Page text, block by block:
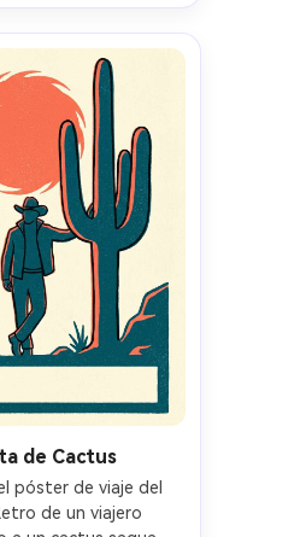
de campo poco
-ar 4:5
de Cactus
póster de viaje del
de un viajero